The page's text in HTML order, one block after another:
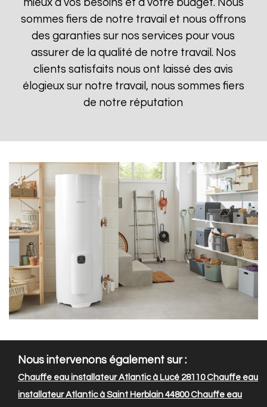
mieux à vos besoins et à votre budget. Nous
sommes fiers de notre travail et nous offrons
des garanties sur nos services pour vous
assurer de la qualité de notre travail. Nos
clients satisfaits nous ont laissé des avis
élogieux sur notre travail, nous sommes fiers
de notre réputation
Nous intervenons également sur :
Chauffe eau installateur Atlantic à Lucé 28110Chauffe eau
installateur Atlantic à Saint Herblain 44800Chauffe eau